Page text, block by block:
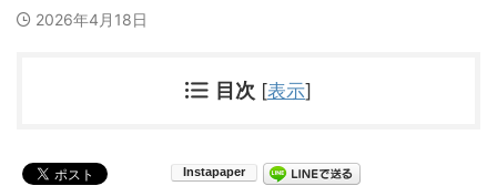
2026年4月18日
目次 [表示]